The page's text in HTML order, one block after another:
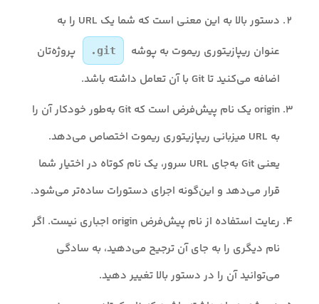
دستور بالا به این معنی است که شما یک URL را به
عنوان ریپازیتوری ریموت به پوشه
.git
پروژه‌تان
اضافه می‌کنید تا Git با آن تعامل داشته باشد.
origin یک نام پیش‌فرض است که Git به‌طور خودکار آن را
به URL میزبانی ریپازیتوری ریموت اختصاص می‌دهد.
یعنی Git به‌جای URL سرور، یک نام کوتاه در اختیار شما
قرار می‌دهد و این‌گونه اجرای دستورات ساده‌تر می‌شود.
رعایت استفاده از نام پیش‌فرض origin اجباری نیست. اگر
نام دیگری را به جای آن ترجیح می‌دهید، به سادگی
می‌توانید آن را در دستور بالا تغییر دهید.